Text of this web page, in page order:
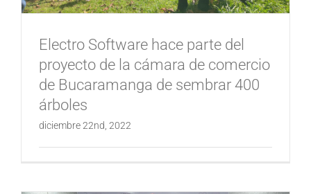
Electro Software hace parte del
proyecto de la cámara de comercio
de Bucaramanga de sembrar 400
árboles
diciembre 22nd, 2022